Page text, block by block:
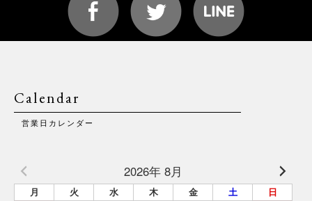
Calendar
営業日カレンダー
2026年 8月
月 火 水 木 金 土 日